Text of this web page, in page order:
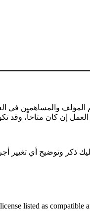
والمساهمين في